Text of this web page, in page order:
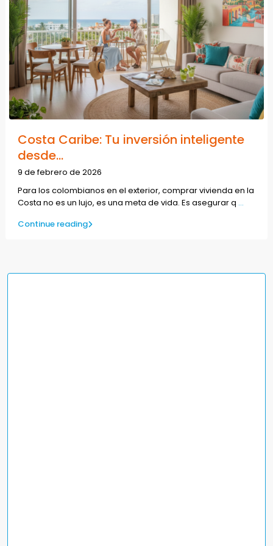
Costa Caribe: Tu inversión inteligente
desde...
9 de febrero de 2026
Para los colombianos en el exterior, comprar vivienda en la
Costa no es un lujo, es una meta de vida. Es asegurar q ...
Continue reading